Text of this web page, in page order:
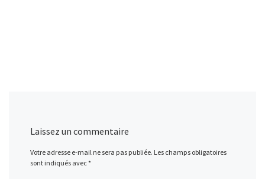
Laissez un commentaire
Votre adresse e-mail ne sera pas publiée. Les champs obligatoires
sont indiqués avec*